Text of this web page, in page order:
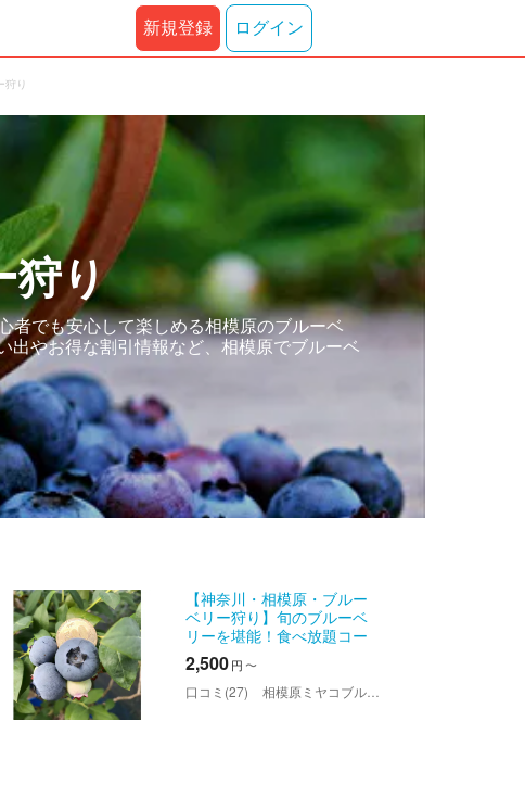
新規登録 ログイン
狩り
狩り
者でも安心して楽しめる相模原のブルーベ
出やお得な割引情報など、相模原でブルーベ
【神奈川・相模原・ブルー
ベリー狩り】旬のブルーベ
リーを堪能！食べ放題コー
ス
2,500円 〜
口コミ(27) 相模原ミヤコブルーベリー狩り園